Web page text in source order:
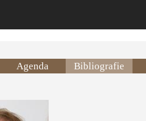
Agenda Bibliografie